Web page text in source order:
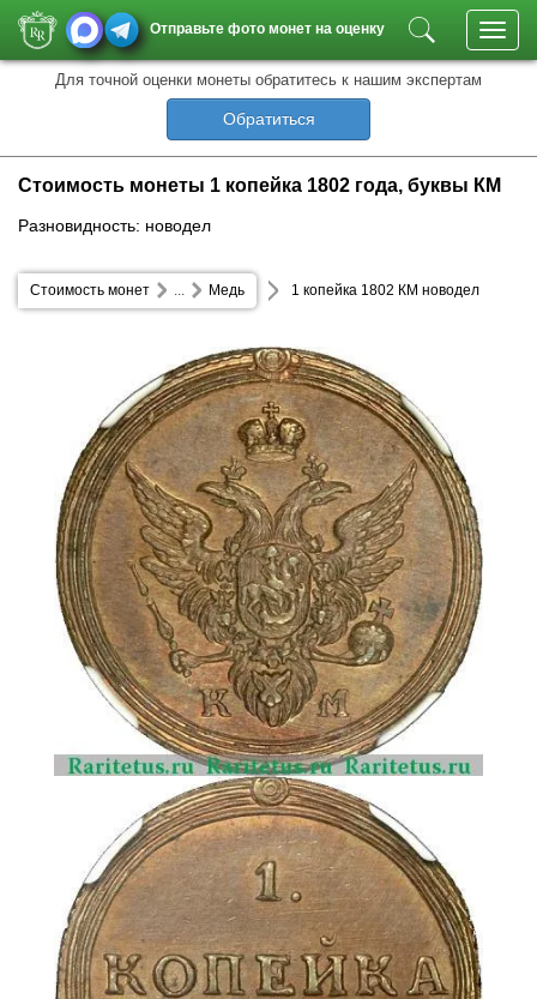
Отправьте фото монет на оценку
Для точной оценки монеты обратитесь к нашим экспертам
Обратиться
Стоимость монеты 1 копейка 1802 года, буквы КМ
Разновидность: новодел
Стоимость монет Медь
... 1 копейка 1802 КМ новодел